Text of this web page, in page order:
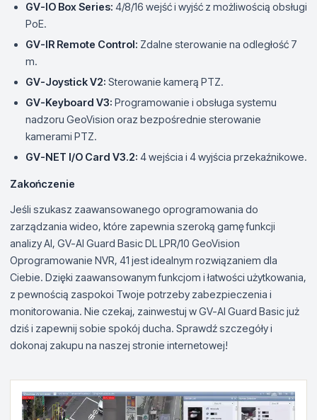
GV-IO Box Series: 4/8/16 wejść i wyjść z możliwością obsługi
PoE.
GV-IR Remote Control: Zdalne sterowanie na odległość 7
m.
GV-Joystick V2: Sterowanie kamerą PTZ.
GV-Keyboard V3: Programowanie i obsługa systemu
nadzoru GeoVision oraz bezpośrednie sterowanie
kamerami PTZ.
GV-NET I/O Card V3.2: 4 wejścia i 4 wyjścia przekaźnikowe.
Zakończenie
Jeśli szukasz zaawansowanego oprogramowania do
zarządzania wideo, które zapewnia szeroką gamę funkcji
analizy AI, GV-AI Guard Basic DL LPR/10 GeoVision
Oprogramowanie NVR, 41 jest idealnym rozwiązaniem dla
Ciebie. Dzięki zaawansowanym funkcjom i łatwości użytkowania,
z pewnością zaspokoi Twoje potrzeby zabezpieczenia i
monitorowania. Nie czekaj, zainwestuj w GV-AI Guard Basic już
dziś i zapewnij sobie spokój ducha. Sprawdź szczegóły i
dokonaj zakupu na naszej stronie internetowej!